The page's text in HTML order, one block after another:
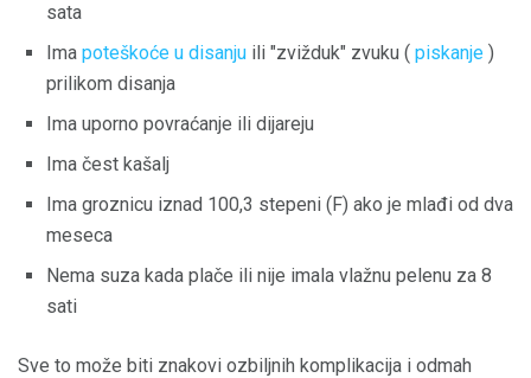
sata
Ima poteškoće u disanju ili "zvižduk" zvuku ( piskanje )
prilikom disanja
Ima uporno povraćanje ili dijareju
Ima čest kašalj
Ima groznicu iznad 100,3 stepeni (F) ako je mlađi od dva
meseca
Nema suza kada plače ili nije imala vlažnu pelenu za 8
sati
Sve to može biti znakovi ozbiljnih komplikacija i odmah